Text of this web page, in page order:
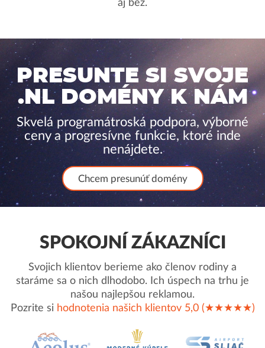
aj bez.
PRESUNTE SI SVOJE
.NL DOMÉNY K NÁM
Skvelá programátroská podpora, výborné
ceny a progresívne funkcie, ktoré inde
nenájdete.
Chcem presunúť domény
SPOKOJNÍ ZÁKAZNÍCI
Svojich klientov berieme ako členov rodiny a
staráme sa o nich dlhodobo. Ich úspech na trhu je
našou najlepšou reklamou.
Pozrite si hodnotenia našich klientov 5,0 (★★★★★)